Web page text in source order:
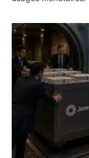
Jane Street